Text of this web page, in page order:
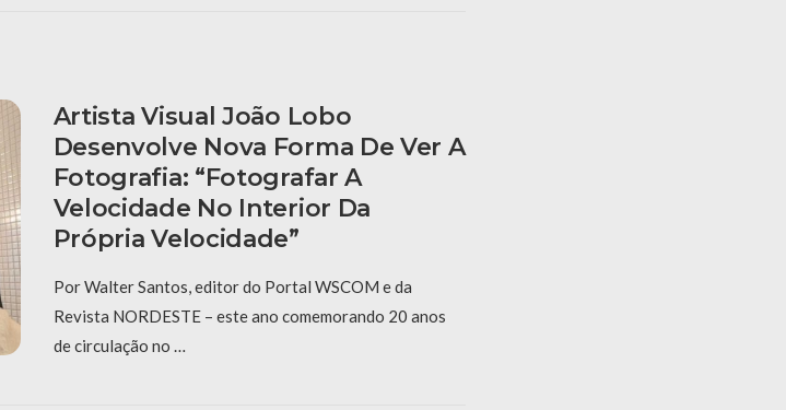
Artista Visual João Lobo
Desenvolve Nova Forma De Ver A
Fotografia: “fotografar A
Velocidade No Interior Da
Própria Velocidade”
Por Walter Santos, editor do Portal WSCOM e da
Revista NORDESTE – este ano comemorando 20 anos
de circulação no …